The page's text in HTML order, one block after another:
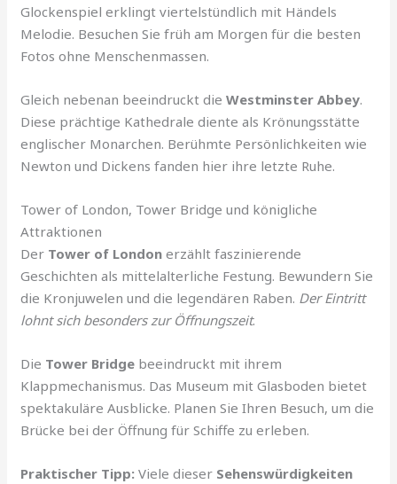
Glockenspiel erklingt viertelstündlich mit Händels
Melodie. Besuchen Sie früh am Morgen für die besten
Fotos ohne Menschenmassen.
Gleich nebenan beeindruckt dieWestminster Abbey.
Diese prächtige Kathedrale diente als Krönungsstätte
englischer Monarchen. Berühmte Persönlichkeiten wie
Newton und Dickens fanden hier ihre letzte Ruhe.
Tower of London, Tower Bridge und königliche
Attraktionen
Der Tower of London erzählt faszinierende
Geschichten als mittelalterliche Festung. Bewundern Sie
die Kronjuwelen und die legendären Raben. Der Eintritt
lohnt sich besonders zur Öffnungszeit.
Die Tower Bridge beeindruckt mit ihrem
Klappmechanismus. Das Museum mit Glasboden bietet
spektakuläre Ausblicke. Planen Sie Ihren Besuch, um die
Brücke bei der Öffnung für Schiffe zu erleben.
Praktischer Tipp: Viele dieser Sehenswürdigkeiten